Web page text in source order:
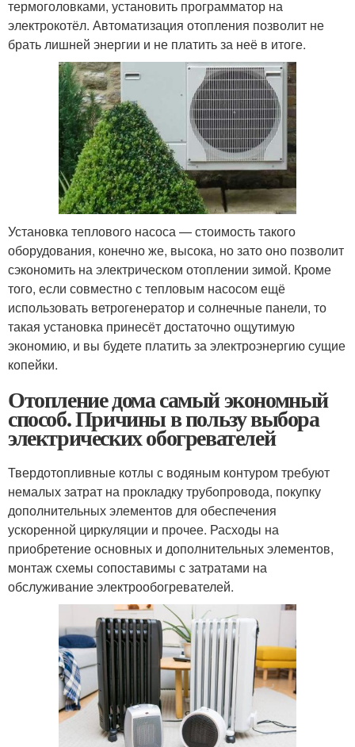
термоголовками, установить программатор на
электрокотёл. Автоматизация отопления позволит не
брать лишней энергии и не платить за неё в итоге.
Установка теплового насоса — стоимость такого
оборудования, конечно же, высока, но зато оно позволит
сэкономить на электрическом отоплении зимой. Кроме
того, если совместно с тепловым насосом ещё
использовать ветрогенератор и солнечные панели, то
такая установка принесёт достаточно ощутимую
экономию, и вы будете платить за электроэнергию сущие
копейки.
Отопление дома самый экономный
способ. Причины в пользу выбора
электрических обогревателей
Твердотопливные котлы с водяным контуром требуют
немалых затрат на прокладку трубопровода, покупку
дополнительных элементов для обеспечения
ускоренной циркуляции и прочее. Расходы на
приобретение основных и дополнительных элементов,
монтаж схемы сопоставимы с затратами на
обслуживание электрообогревателей.